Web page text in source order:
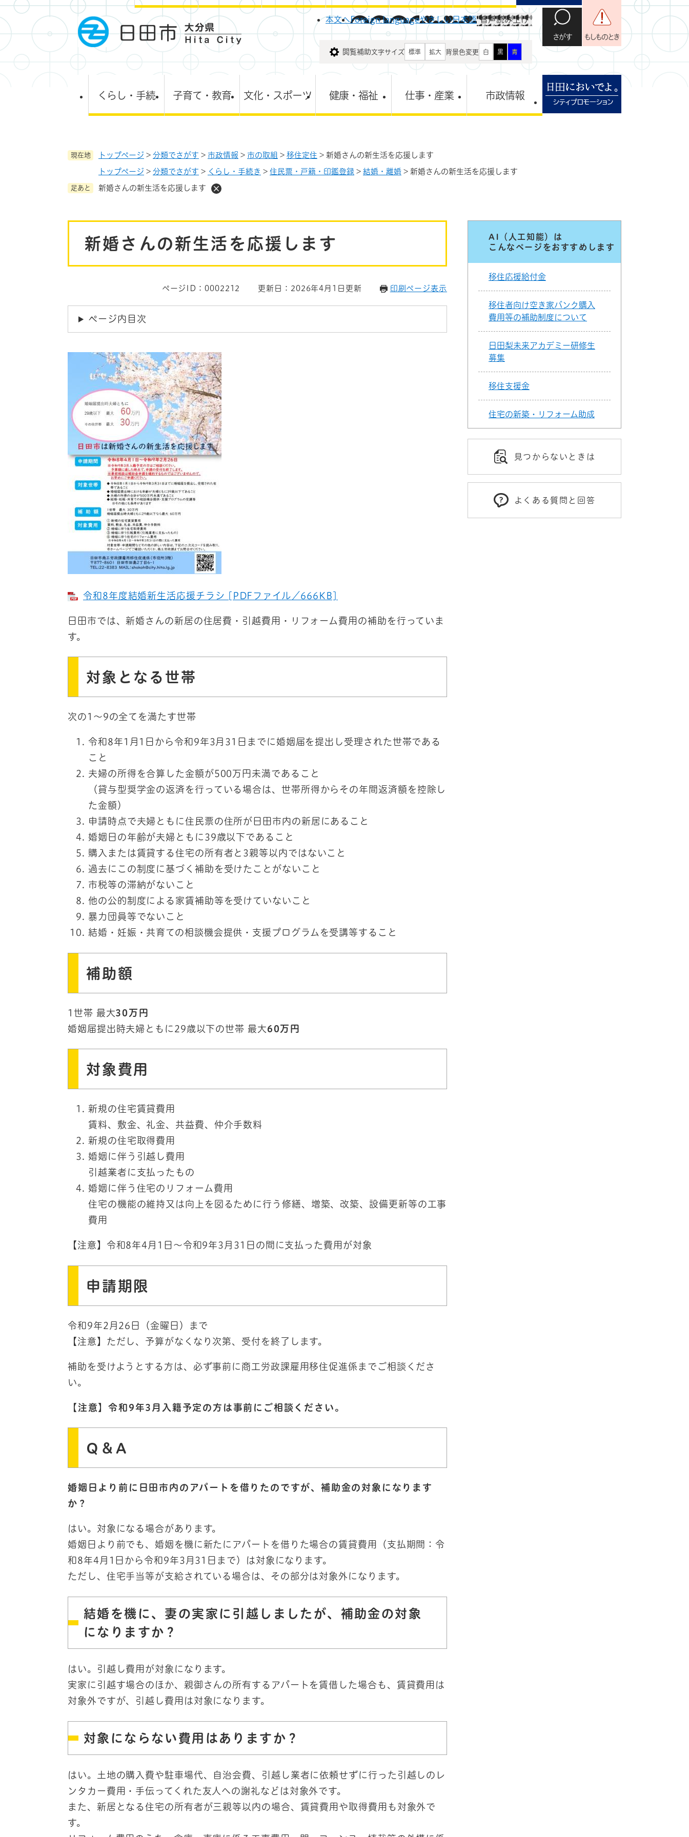
ペ
ー
の
メニューを飛ばして本文へ
本文へForeign languageやさしい日本語 音声読み上げ
閲覧補助文字サイズ 標準 拡大 背景色変更 白 黒 青
さがす もしものとき
くらし・手続 子育て・教育 文化・スポーツ 健康・福祉 仕事・産業 市政情報
現在地 トップページ > 分類でさがす > 市政情報 > 市の取組 > 移住定住 > 新婚さんの新生活を応援します
トップページ > 分類でさがす > くらし・手続き > 住民票・戸籍・印鑑登録 > 結婚・離婚 > 新婚さんの新生活を応援します
足あと 新婚さんの新生活を応援します
新婚さんの新生活を応援します
ページID：0002212 更新日：2026年4月1日更新 印刷ページ表示
ページ内目次
令和8年度結婚新生活応援チラシ [PDFファイル／666KB]
日田市では、新婚さんの新居の住居費・引越費用・リフォーム費用の補助を行っていま
す。
対象となる世帯
次の1～9の全てを満たす世帯
令和8年1月1日から令和9年3月31日までに婚姻届を提出し受理された世帯である
こと
夫婦の所得を合算した金額が500万円未満であること
（貸与型奨学金の返済を行っている場合は、世帯所得からその年間返済額を控除し
た金額）
申請時点で夫婦ともに住民票の住所が日田市内の新居にあること
婚姻日の年齢が夫婦ともに39歳以下であること
購入または賃貸する住宅の所有者と3親等以内ではないこと
過去にこの制度に基づく補助を受けたことがないこと
市税等の滞納がないこと
他の公的制度による家賃補助等を受けていないこと
暴力団員等でないこと
結婚・妊娠・共育ての相談機会提供・支援プログラムを受講等すること
補助額
1世帯 最大30万円
婚姻届提出時夫婦ともに29歳以下の世帯 最大60万円
対象費用
新規の住宅賃貸費用
賃料、敷金、礼金、共益費、仲介手数料
新規の住宅取得費用
婚姻に伴う引越し費用
引越業者に支払ったもの
婚姻に伴う住宅のリフォーム費用
住宅の機能の維持又は向上を図るために行う修繕、増築、改築、設備更新等の工事
費用
【注意】令和8年4月1日～令和9年3月31日の間に支払った費用が対象
申請期限
令和9年2月26日（金曜日）まで
【注意】ただし、予算がなくなり次第、受付を終了します。
補助を受けようとする方は、必ず事前に商工労政課雇用移住促進係までご相談くださ
い。
【注意】令和9年3月入籍予定の方は事前にご相談ください。
Q＆A
婚姻日より前に日田市内のアパートを借りたのですが、補助金の対象になります
か？
はい。対象になる場合があります。
婚姻日より前でも、婚姻を機に新たにアパートを借りた場合の賃貸費用（支払期間：令
和8年4月1日から令和9年3月31日まで）は対象になります。
ただし、住宅手当等が支給されている場合は、その部分は対象外になります。
結婚を機に、妻の実家に引越しましたが、補助金の対象
になりますか？
はい。引越し費用が対象になります。
実家に引越す場合のほか、親御さんの所有するアパートを賃借した場合も、賃貸費用は
対象外ですが、引越し費用は対象になります。
対象にならない費用はありますか？
はい。土地の購入費や駐車場代、自治会費、引越し業者に依頼せずに行った引越しのレ
ンタカー費用・手伝ってくれた友人への謝礼などは対象外です。
また、新居となる住宅の所有者が三親等以内の場合、賃貸費用や取得費用も対象外で
す。
AI（人工知能）は
こんなページをおすすめします
移住応援給付金
移住者向け空き家バンク購入
費用等の補助制度について
日田梨未来アカデミー研修生
募集
移住支援金
住宅の新築・リフォーム助成
見つからないときは
よくある質問と回答